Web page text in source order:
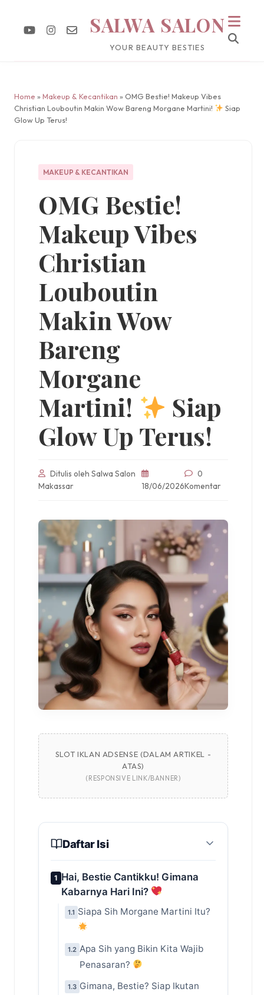
SALWA SALON
YOUR BEAUTY BESTIES
Home » Makeup & Kecantikan » OMG Bestie! Makeup Vibes
Christian Louboutin Makin Wow Bareng Morgane Martini!
Siap
Glow Up Terus!
MAKEUP & KECANTIKAN
OMG Bestie!
Makeup Vibes
Christian
Louboutin
Makin Wow
Bareng
Morgane
Martini!
Siap
Glow Up Terus!
Ditulis oleh Salwa Salon
Makassar
18/06/2026
0
Komentar
SLOT IKLAN ADSENSE (DALAM ARTIKEL -
ATAS)
(RESPONSIVE LINK/BANNER)
Daftar Isi
1 Hai, Bestie Cantikku! Gimana
Kabarnya Hari Ini?
1.1 Siapa Sih Morgane Martini Itu?
1.2 Apa Sih yang Bikin Kita Wajib
Penasaran?
1.3 Gimana, Bestie? Siap Ikutan